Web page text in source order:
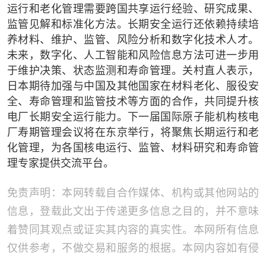
运行和老化管理需要跨国共享运行经验、研究成果、
监管见解和标准化方法。长期安全运行还依赖持续培
养材料、维护、监管、风险分析和数字化技术人才。
未来，数字化、人工智能和风险信息方法可进一步用
于维护决策、状态监测和寿命管理。关村直人表示，
日本期待加强与中国及其他国家在材料老化、服役安
全、寿命管理和监管技术等方面的合作，共同提升核
电厂长期安全运行能力。下一届国际原子能机构核电
厂寿期管理会议将在东京举行，将聚焦长期运行和老
化管理，为各国核电运行、监管、材料研究和寿命管
理专家提供交流平台。
免责声明：本网转载自合作媒体、机构或其他网站的
信息，登载此文出于传递更多信息之目的，并不意味
着赞同其观点或证实其内容的真实性。本网所有信息
仅供参考，不做交易和服务的根据。本网内容如有侵